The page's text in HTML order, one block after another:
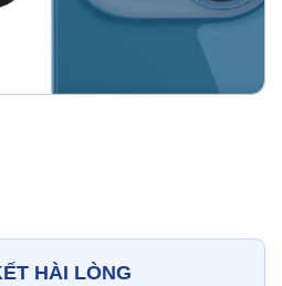
Vỏ Oppo
HÀI LÒNG